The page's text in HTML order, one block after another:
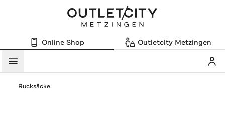
Online Shop Outletcity Metzingen
Menü
Rucksäcke